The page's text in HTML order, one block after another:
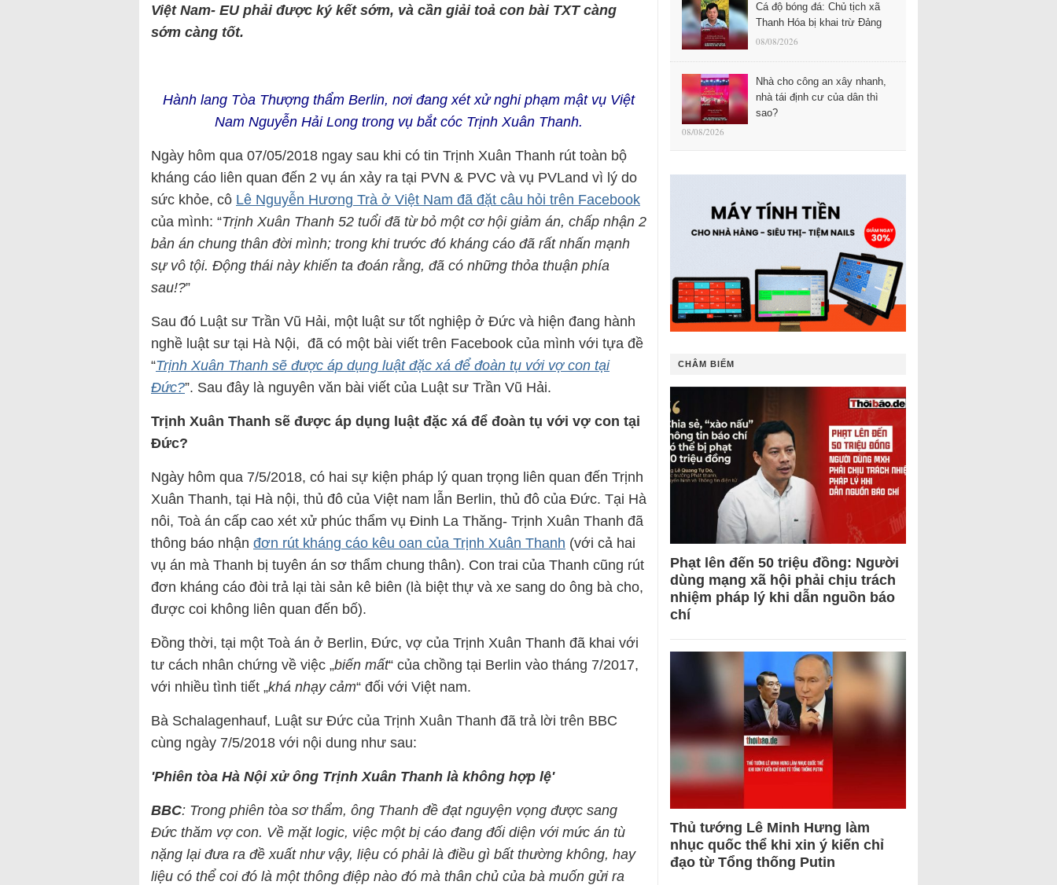
Việt Nam- EU phải được ký kết sớm, và cần giải toả con bài TXT càng
sớm càng tốt.
Hành lang Tòa Thượng thẩm Berlin, nơi đang xét xử nghi phạm mật vụ Việt
Nam Nguyễn Hải Long trong vụ bắt cóc Trịnh Xuân Thanh.
Ngày hôm qua 07/05/2018 ngay sau khi có tin Trịnh Xuân Thanh rút toàn bộ
kháng cáo liên quan đến 2 vụ án xảy ra tại PVN & PVC và vụ PVLand vì lý do
sức khỏe, cô Lê Nguyễn Hương Trà ở Việt Nam đã đặt câu hỏi trên Facebook
của mình: “Trịnh Xuân Thanh 52 tuổi đã từ bỏ một cơ hội giảm án, chấp nhận 2
bản án chung thân đời mình; trong khi trước đó kháng cáo đã rất nhấn mạnh
sự vô tội. Động thái này khiến ta đoán rằng, đã có những thỏa thuận phía
sau!?”
Sau đó Luật sư Trần Vũ Hải, một luật sư tốt nghiệp ở Đức và hiện đang hành
nghề luật sư tại Hà Nội, đã có một bài viết trên Facebook của mình với tựa đề
“Trịnh Xuân Thanh sẽ được áp dụng luật đặc xá để đoàn tụ với vợ con tại
Đức?”. Sau đây là nguyên văn bài viết của Luật sư Trần Vũ Hải.
Trịnh Xuân Thanh sẽ được áp dụng luật đặc xá để đoàn tụ với vợ con tại
Đức?
Ngày hôm qua 7/5/2018, có hai sự kiện pháp lý quan trọng liên quan đến Trịnh
Xuân Thanh, tại Hà nội, thủ đô của Việt nam lẫn Berlin, thủ đô của Đức. Tại Hà
nôi, Toà án cấp cao xét xử phúc thẩm vụ Đinh La Thăng- Trịnh Xuân Thanh đã
thông báo nhận đơn rút kháng cáo kêu oan của Trịnh Xuân Thanh (với cả hai
vụ án mà Thanh bị tuyên án sơ thẩm chung thân). Con trai của Thanh cũng rút
đơn kháng cáo đòi trả lại tài sản kê biên (là biệt thự và xe sang do ông bà cho,
được coi không liên quan đến bố).
Đồng thời, tại một Toà án ở Berlin, Đức, vợ của Trịnh Xuân Thanh đã khai với
tư cách nhân chứng về việc „biến mất“ của chồng tại Berlin vào tháng 7/2017,
với nhiều tình tiết „khá nhạy cảm“ đối với Việt nam.
Bà Schalagenhauf, Luật sư Đức của Trịnh Xuân Thanh đã trả lời trên BBC
cùng ngày 7/5/2018 với nội dung như sau:
'Phiên tòa Hà Nội xử ông Trịnh Xuân Thanh là không hợp lệ'
BBC: Trong phiên tòa sơ thẩm, ông Thanh đề đạt nguyện vọng được sang
Đức thăm vợ con. Về mặt logic, việc một bị cáo đang đối diện với mức án tù
nặng lại đưa ra đề xuất như vậy, liệu có phải là điều gì bất thường không, hay
liệu có thể coi đó là một thông điệp nào đó mà thân chủ của bà muốn gửi ra
Cá độ bóng đá: Chủ tịch xã
Thanh Hóa bị khai trừ Đảng
08/08/2026
Nhà cho công an xây nhanh,
nhà tái định cư của dân thì
sao?
08/08/2026
CHÂM BIẾM
Phạt lên đến 50 triệu đồng: Người
dùng mạng xã hội phải chịu trách
nhiệm pháp lý khi dẫn nguồn báo
chí
Thủ tướng Lê Minh Hưng làm
nhục quốc thể khi xin ý kiến chỉ
đạo từ Tổng thống Putin